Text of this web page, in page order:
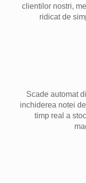
clientilor nostri,
ridicat de
Scade automat
inchiderea notei
timp real a